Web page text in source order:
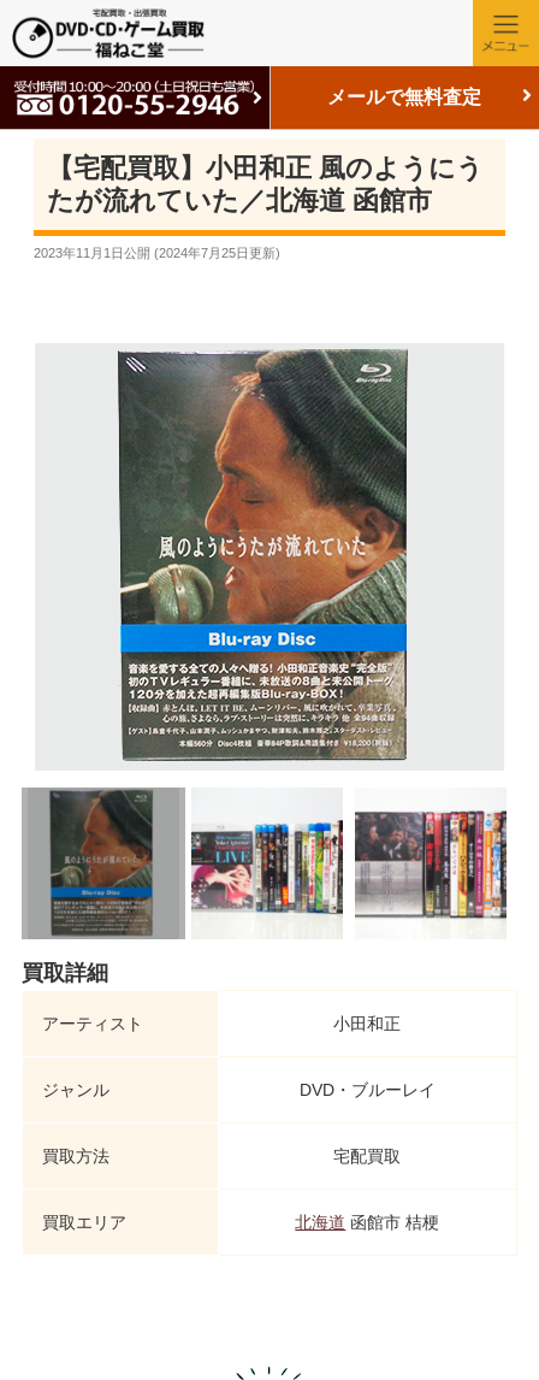
メールで無料査定
【宅配買取】小田和正 風のようにう
たが流れていた／北海道 函館市
2023年11月1日公開 (2024年7月25日更新)
買取詳細
アーティスト 小田和正
ジャンル DVD・ブルーレイ
買取方法 宅配買取
買取エリア 北海道 函館市 桔梗